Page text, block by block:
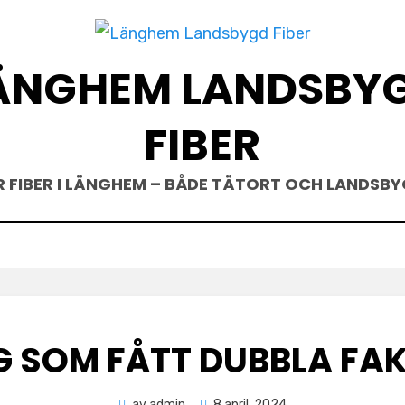
FIBER
FIBER I LÄNGHEM – BÅDE TÄTORT OCH
SOM FÅTT DUBBLA